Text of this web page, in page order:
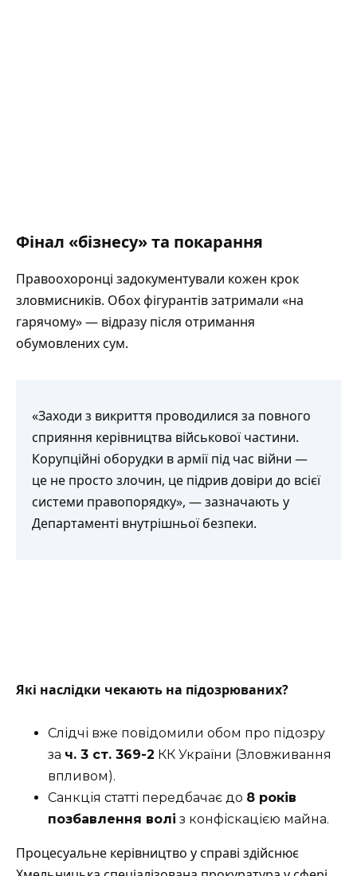
Фінал «бізнесу» та покарання
Правоохоронці задокументували кожен крок
зловмисників. Обох фігурантів затримали «на
гарячому» — відразу після отримання
обумовлених сум.
«Заходи з викриття проводилися за повного
сприяння керівництва військової частини.
Корупційні оборудки в армії під час війни —
це не просто злочин, це підрив довіри до всієї
системи правопорядку», —зазначають у
Департаменті внутрішньої безпеки.
Які наслідки чекають на підозрюваних?
Слідчі вже повідомили обом про підозру
за ч. 3 ст. 369-2 КК України (Зловживання
впливом).
Санкція статті передбачає до 8 років
позбавлення волі з конфіскацією майна.
Процесуальне керівництво у справі здійснює